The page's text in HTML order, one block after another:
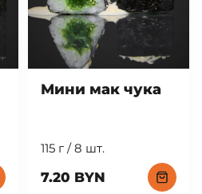
Мини мак чука
115 г / 8 шт.
7.20 BYN